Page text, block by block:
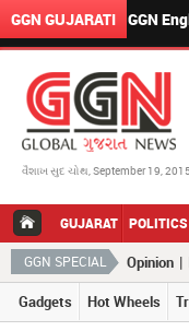
GGN GUJARATI GGN
વૈશાખ સુદ ચોથ, September 19,
GUJARAT POLITICS
GGN SPECIAL Opinion |
Gadgets
Hot Wheels